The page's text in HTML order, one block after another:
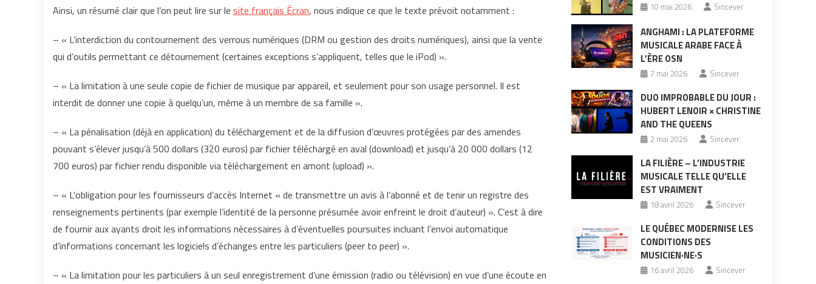
Ainsi, un résumé clair que l’on peut lire sur le site français Écran, nous indique ce que le texte prévoit notamment :
– « L’interdiction du contournement des verrous numériques (DRM ou gestion des droits numériques), ainsi que la vente
qui d’outils permettant ce détournement (certaines exceptions s’appliquent, telles que le iPod) ».
– « La limitation à une seule copie de fichier de musique par appareil, et seulement pour son usage personnel. Il est
interdit de donner une copie à quelqu’un, même à un membre de sa famille ».
– « La pénalisation (déjà en application) du téléchargement et de la diffusion d’œuvres protégées par des amendes
pouvant s’élever jusqu’à 500 dollars (320 euros) par fichier téléchargé en aval (download) et jusqu’à 20 000 dollars (12
700 euros) par fichier rendu disponible via téléchargement en amont (upload) ».
– « L’obligation pour les fournisseurs d’accès Internet « de transmettre un avis à l’abonné et de tenir un registre des
renseignements pertinents (par exemple l’identité de la personne présumée avoir enfreint le droit d’auteur) ». C’est à dire
de fournir aux ayants droit les informations nécessaires à d’éventuelles poursuites incluant l’envoi automatique
d’informations concernant les logiciels d’échanges entre les particuliers (peer to peer) ».
– « La limitation pour les particuliers à un seul enregistrement d’une émission (radio ou télévision) en vue d’une écoute en
10 mai 2026 Sincever
ANGHAMI : LA PLATEFORME
MUSICALE ARABE FACE À
L’ÈRE OSN
7 mai 2026 Sincever
DUO IMPROBABLE DU JOUR :
HUBERT LENOIR × CHRISTINE
AND THE QUEENS
2 mai 2026 Sincever
LA FILIÈRE – L’INDUSTRIE
MUSICALE TELLE QU’ELLE
EST VRAIMENT
18 avril 2026 Sincever
LE QUÉBEC MODERNISE LES
CONDITIONS DES
MUSICIEN·NE·S
16 avril 2026 Sincever